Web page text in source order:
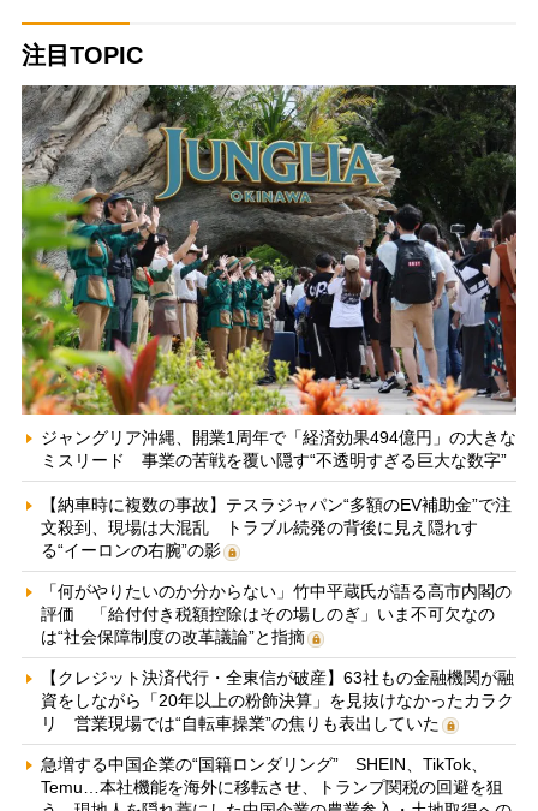
注目TOPIC
ジャングリア沖縄、開業1周年で「経済効果494億円」の大きな
ミスリード 事業の苦戦を覆い隠す“不透明すぎる巨大な数字”
【納車時に複数の事故】テスラジャパン“多額のEV補助金”で注
文殺到、現場は大混乱 トラブル続発の背後に見え隠れす
る“イーロンの右腕”の影
「何がやりたいのか分からない」竹中平蔵氏が語る高市内閣の
評価 「給付付き税額控除はその場しのぎ」いま不可欠なの
は“社会保障制度の改革議論”と指摘
【クレジット決済代行・全東信が破産】63社もの金融機関が融
資をしながら「20年以上の粉飾決算」を見抜けなかったカラク
リ 営業現場では“自転車操業”の焦りも表出していた
急増する中国企業の“国籍ロンダリング” SHEIN、TikTok、
Temu…本社機能を海外に移転させ、トランプ関税の回避を狙